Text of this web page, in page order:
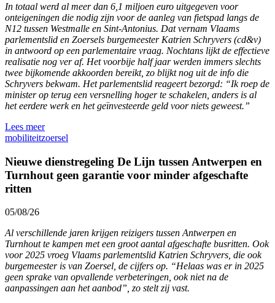
In totaal werd al meer dan 6,1 miljoen euro uitgegeven voor
onteigeningen die nodig zijn voor de aanleg van fietspad langs de
N12 tussen Westmalle en Sint-Antonius. Dat vernam Vlaams
parlementslid en Zoersels burgemeester Katrien Schryvers (cd&v)
in antwoord op een parlementaire vraag. Nochtans lijkt de effectieve
realisatie nog ver af. Het voorbije half jaar werden immers slechts
twee bijkomende akkoorden bereikt, zo blijkt nog uit de info die
Schryvers bekwam. Het parlementslid reageert bezorgd: “Ik roep de
minister op terug een versnelling hoger te schakelen, anders is al
het eerdere werk en het geïnvesteerde geld voor niets geweest.”
Lees meer
mobiliteitzoersel
Nieuwe dienstregeling De Lijn tussen Antwerpen en
Turnhout geen garantie voor minder afgeschafte
ritten
05/08/26
Al verschillende jaren krijgen reizigers tussen Antwerpen en
Turnhout te kampen met een groot aantal afgeschafte busritten. Ook
voor 2025 vroeg Vlaams parlementslid Katrien Schryvers, die ook
burgemeester is van Zoersel, de cijfers op. “Helaas was er in 2025
geen sprake van opvallende verbeteringen, ook niet na de
aanpassingen aan het aanbod”, zo stelt zij vast.